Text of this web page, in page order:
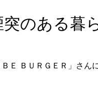
のある暮
Ｅ ＢＵＲＧＥＲ」さん